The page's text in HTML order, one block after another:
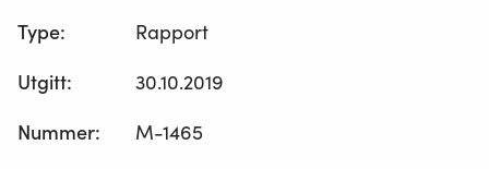
Type:
Rapport
Utgitt:
30.10.2019
Nummer:
M-1465